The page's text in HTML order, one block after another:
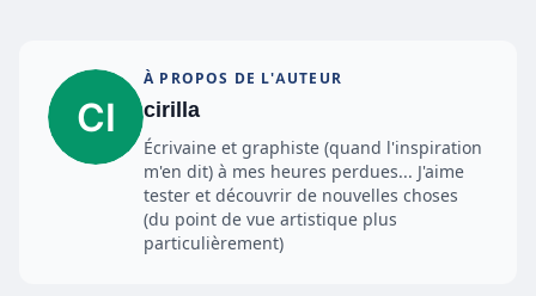
À PROPOS DE L'AUTEUR
cirilla
Écrivaine et graphiste (quand l'inspiration
m'en dit) à mes heures perdues... J'aime
tester et découvrir de nouvelles choses
(du point de vue artistique plus
particulièrement)